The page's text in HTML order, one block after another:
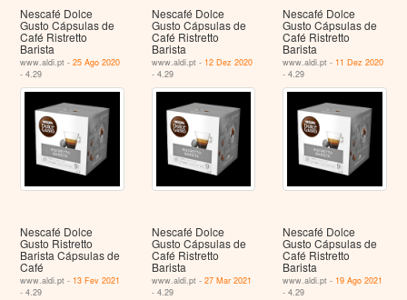
Nescafé Dolce
Gusto Cápsulas de
Café Ristretto
Barista
www.aldi.pt -25 Ago 2020
- 4.29
Nescafé Dolce
Gusto Cápsulas de
Café Ristretto
Barista
www.aldi.pt - 12 Dez 2020
- 4.29
Nescafé Dolce
Gusto Cápsulas de
Café Ristretto
Barista
www.aldi.pt - 11 Dez 2020
- 4.29
Nescafé Dolce
Gusto Ristretto
Barista Cápsulas de
Café
www.aldi.pt - 13 Fev 2021
- 4.29
Nescafé Dolce
Gusto Cápsulas de
Café Ristretto
Barista
www.aldi.pt - 27 Mar 2021
- 4.29
Nescafé Dolce
Gusto Cápsulas de
Café Ristretto
Barista
www.aldi.pt - 19 Ago 2021
- 4.29